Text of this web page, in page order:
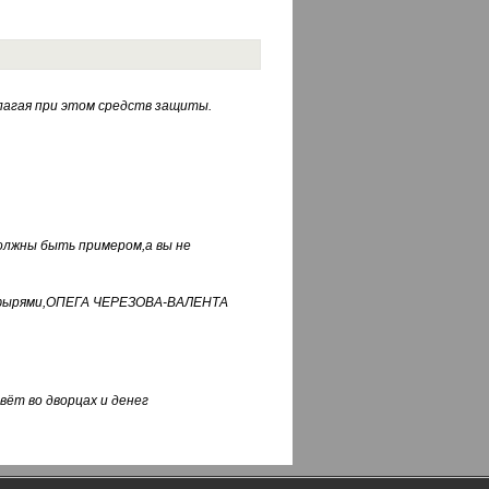
при этом средств защиты.
быть примером,а вы не
ЧЕРЕЗОВА-ВАЛЕНТА
во дворцах и денег